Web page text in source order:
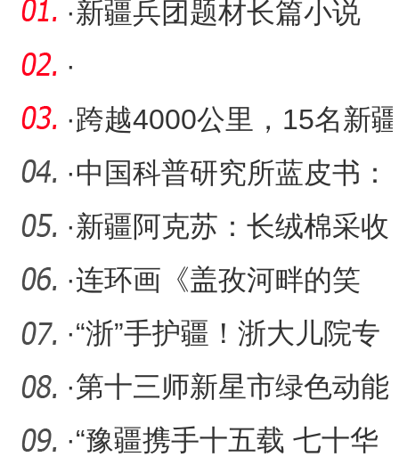
·新疆兵团题材长篇小说
《冰出祁连》新书发布会
举行
·
·跨越4000公里，15名新疆
少年逐梦绿茵
·中国科普研究所蓝皮书：
新疆、西藏科普事业实现
历
·新疆阿克苏：长绒棉采收
季
·连环画《盖孜河畔的笑
声》
·“浙”手护疆！浙大儿院专
家团队万里守护边疆幼苗
·第十三师新星市绿色动能
驱动高质量发展
·“豫疆携手十五载 七十华